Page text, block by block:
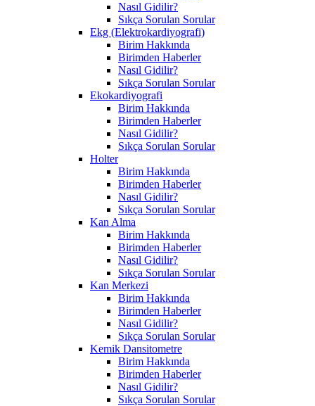
Nasıl Gidilir?
Sıkça Sorulan Sorular
Ekg (Elektrokardiyografi)
Birim Hakkında
Birimden Haberler
Nasıl Gidilir?
Sıkça Sorulan Sorular
Ekokardiyografi
Birim Hakkında
Birimden Haberler
Nasıl Gidilir?
Sıkça Sorulan Sorular
Holter
Birim Hakkında
Birimden Haberler
Nasıl Gidilir?
Sıkça Sorulan Sorular
Kan Alma
Birim Hakkında
Birimden Haberler
Nasıl Gidilir?
Sıkça Sorulan Sorular
Kan Merkezi
Birim Hakkında
Birimden Haberler
Nasıl Gidilir?
Sıkça Sorulan Sorular
Kemik Dansitometre
Birim Hakkında
Birimden Haberler
Nasıl Gidilir?
Sıkça Sorulan Sorular